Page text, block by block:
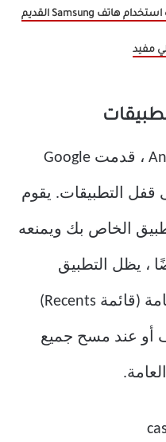
طريقة ذكية لإعادة استخدام هاتف Samsung القديم
مفيد
باستخدام Android 7.0 Nougat ، قدمت Google
التطبيقات. يقوم
الخاص بك ويمنعه
، يظل التطبيق
المغلق في قسم النظرة العامة (قائمة Recents)
أو عند مسح جميع